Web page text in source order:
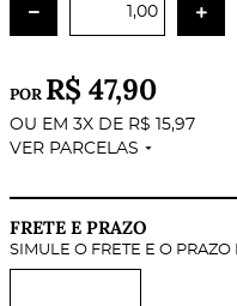
POR R$ 47,90
OU EM 3X DE R$ 15,97
VER PARCELAS
FRETE E PRAZO
SIMULE O FRETE E O